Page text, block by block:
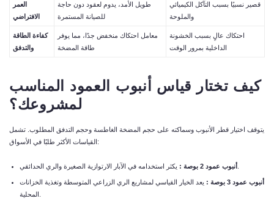
العمر
الافتراضي
طويل الأمد، يدوم لعقود دون حاجة
للصيانة المستمرة
قصير نسبيًا بسبب التآكل الكيميائي
والملوحة
كفاءة الطاقة
والتدفق
معامل احتكاك منخفض جدًا، مما يوفر
طاقة المضخة
احتكاك عالٍ بسبب الخشونة
الداخلية بمرور الوقت
كيف تختار قياس أنبوب العمود
المناسب
لمشروعك؟
يتوقف اختيار قطر الأنبوب وسماكته على حجم المضخة الغاطسة وحجم التدفق المطلوب. تشمل
القياسات الأكثر طلبًا في الأسواق:
أنبوب عمود 2 بوصة :
أنبوب عمود 3 بوصة : يعد الخيار القياسي لمشاريع الري الزراعي المتوسطة وتغذية الخزانات